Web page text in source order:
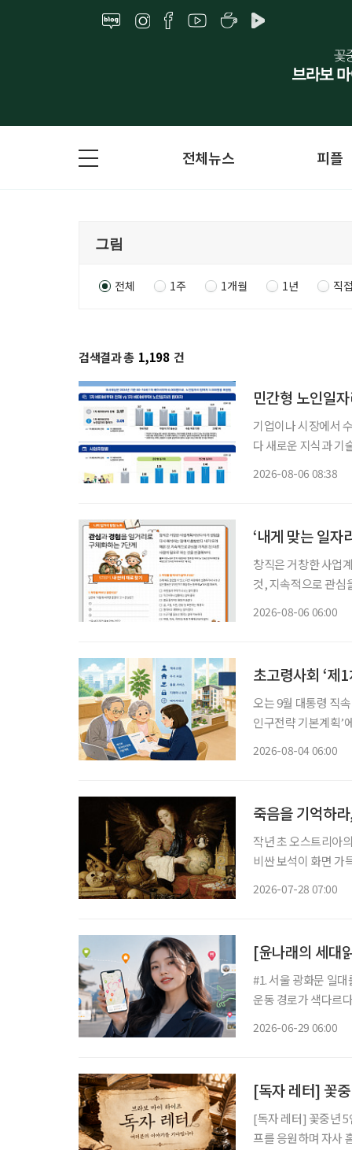
전체뉴스 피플
전체 1주 1개월 1년 직
검색결과 총 1,198 건
민간형 노인일
기업이나 시장에서
다 새로운 지식과 기
2026-08-06 08:38
‘내게 맞는 일자
창직은 거창한 사업
것, 지속적으로 관심을
2026-08-06 06:00
초고령사회 ‘제
오는 9월 대통령 직
인구전략 기본계획’에 관심이 모이고 있다.
2026-08-04 06:00
죽음을 기억하
작년 초 오스트리아
비싼 보석이 화면 가
2026-07-28 07:00
[윤나래의 세대
#1. 서울 광화문 일
운동 경로가 색다르
2026-06-29 06:00
[독자 레터] 꽃
[독자 레터] 꽃중년 5인의 이야기 [독자 레터] ‘브라보 마
프를 응원하며 자사